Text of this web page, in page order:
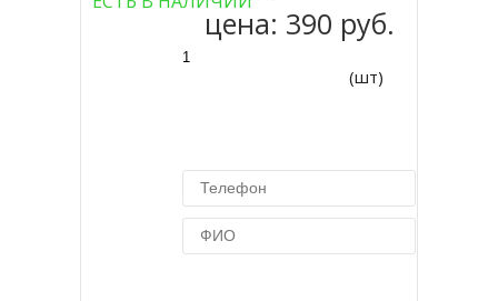
цена: 390 руб.
(шт)